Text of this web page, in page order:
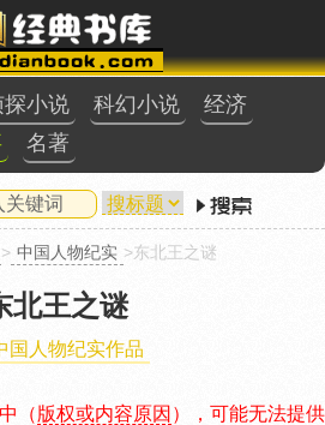
探小说 科幻小说
经济
名著
> 中国人物纪实 >东北王之谜
北王之谜
国人物纪实作品
（版权或内容原因 ），可能无法提供